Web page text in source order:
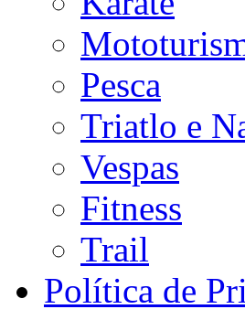
Pesca
Triatlo e
Vespas
Fitness
Trail
Política de